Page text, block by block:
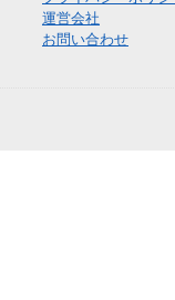
運営会社
お問い合わせ